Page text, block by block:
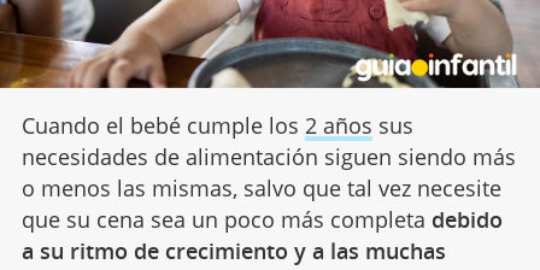
Cuando el bebé cumple los 2 años sus
necesidades de alimentación siguen siendo más
o menos las mismas, salvo que tal vez necesite
que su cena sea un poco más completa debido
a su ritmo de crecimiento y a las muchas